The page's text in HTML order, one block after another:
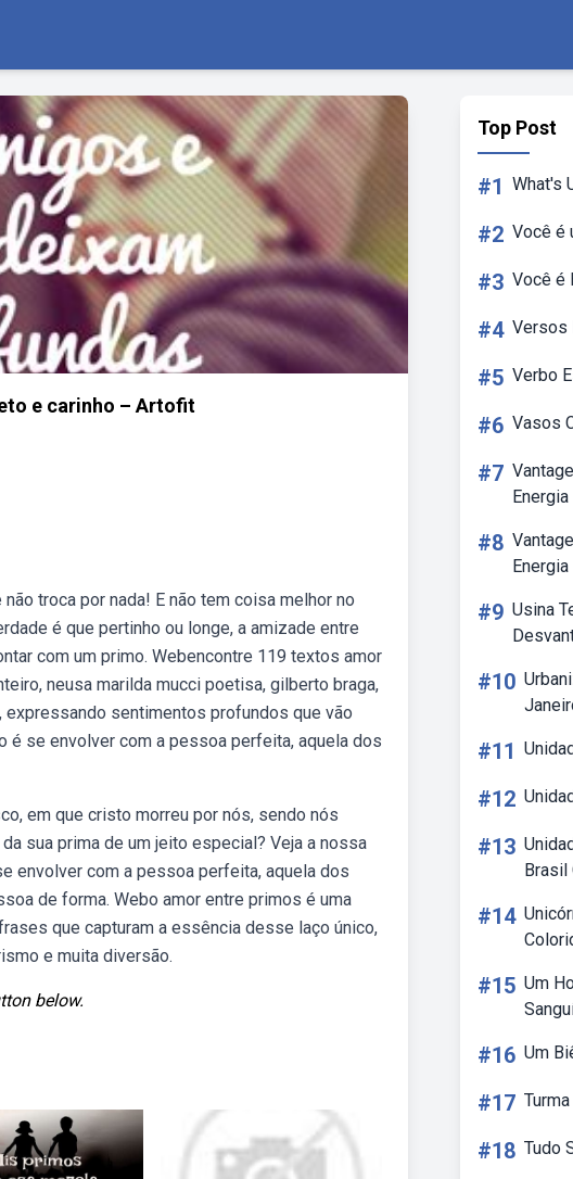
e carinho – Artofit
troca por nada! E não tem coisa melhor no
é que pertinho ou longe, a amizade entre
com um primo. Webencontre 119 textos amor
neusa marilda mucci poetisa, gilberto braga,
sentimentos profundos que vão
é se envolver com a pessoa perfeita, aquela dos
em que cristo morreu por nós, sendo nós
sua prima de um jeito especial? Veja a nossa
envolver com a pessoa perfeita, aquela dos
de forma. Webo amor entre primos é uma
que capturam a essência desse laço único,
e muita diversão.
below.
Top Post
#1 What's
#2 Você é
#3 Você é
#4 Versos
#5 Verbo
#6 Vasos
#7
#8
#9 Usina
#10
#11
#12
#13
Brasil
#14
#15 Um
#16 Um
#17
#18 Tudo